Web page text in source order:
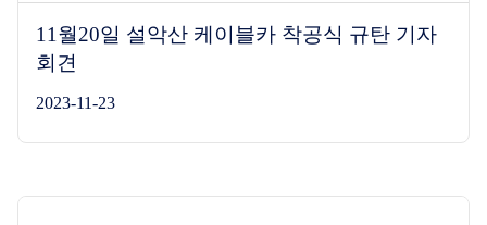
11월20일 설악산 케이블카 착공식 규탄 기자
회견
2023-11-23